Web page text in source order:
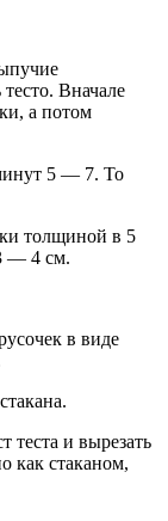
Вначале
а потом
5 — 7. То
толщиной в 5
— 4 см.
в виде
теста и вырезать
как стаканом,